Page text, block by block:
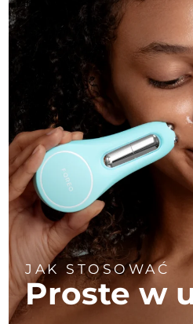
JAK STOSOWAĆ
Proste w